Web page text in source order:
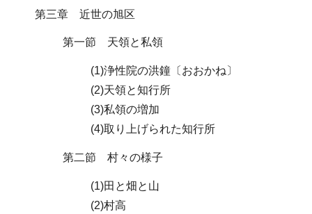
第三章 近世の旭区
第一節 天領と私領
(1)浄性院の洪鐘〔おおかね〕
(2)天領と知行所
(3)私領の増加
(4)取り上げられた知行所
第二節 村々の様子
(1)田と畑と山
(2)村高